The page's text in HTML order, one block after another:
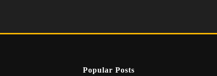
Popular Posts